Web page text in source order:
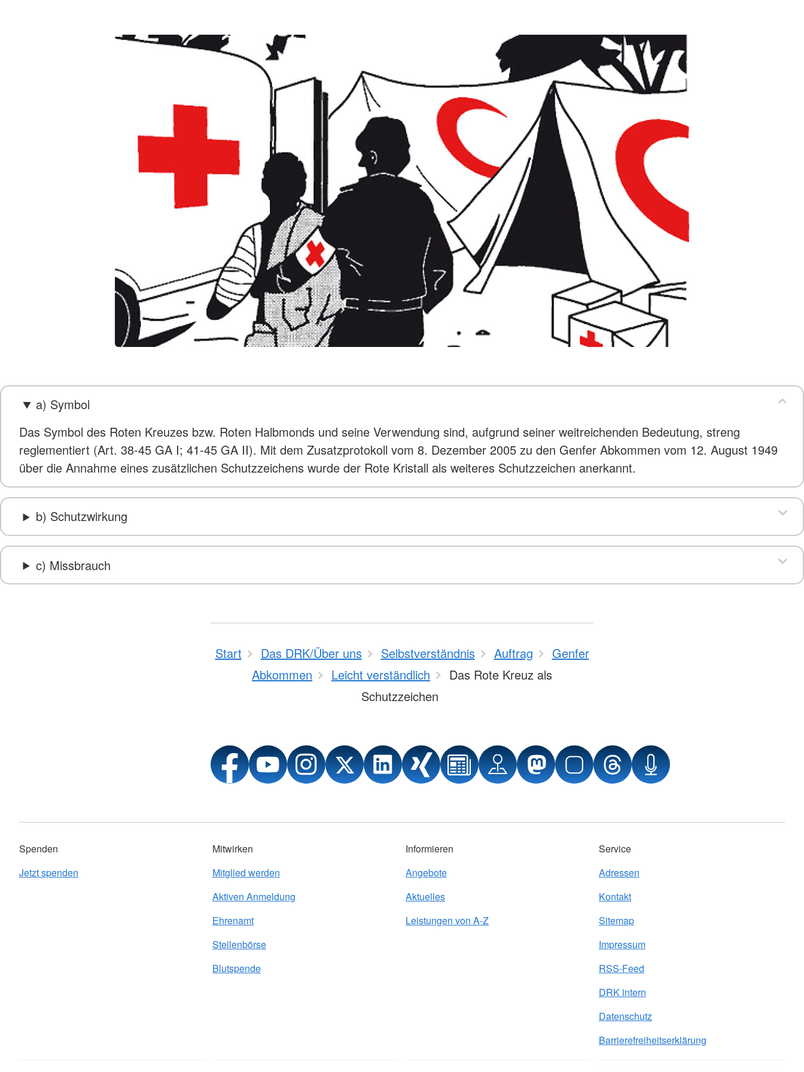
a) Symbol
Das Symbol des Roten Kreuzes bzw. Roten Halbmonds und seine Verwendung sind, aufgrund seiner weitreichenden Bedeutung, streng
reglementiert (Art. 38-45 GA I; 41-45 GA II). Mit dem Zusatzprotokoll vom 8. Dezember 2005 zu den Genfer Abkommen vom 12. August 1949
über die Annahme eines zusätzlichen Schutzzeichens wurde der Rote Kristall als weiteres Schutzzeichen anerkannt.
b) Schutzwirkung
c) Missbrauch
Start Das DRK/Über uns Selbstverständnis Auftrag
Genfer
Abkommen
Leicht verständlich
Das Rote Kreuz als
Schutzzeichen
Spenden
Jetzt spenden
Mitwirken
Mitglied werden
Aktiven Anmeldung
Ehrenamt
Stellenbörse
Blutspende
Informieren
Angebote
Aktuelles
Leistungen von A-Z
Service
Adressen
Kontakt
Sitemap
Impressum
RSS-Feed
DRK intern
Datenschutz
Barrierefreiheitserklärung